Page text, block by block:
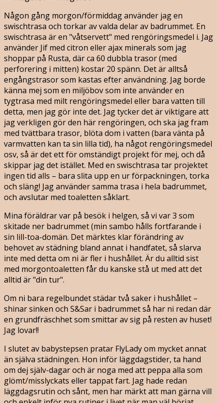
Någon gång morgon/förmiddag använder jag en
swischtrasa och torkar av valda delar av badrummet. En
swischtrasa är en "våtservett" med rengöringsmedel i. Jag
använder Jif med citron eller ajax minerals som jag
shoppar på Rusta, där ca 60 dubbla trasor (med
perforering i mitten) kostar 20 spänn. Det är alltså
engångstrasor som kastas efter användning. Jag borde
känna mej som en miljöbov som inte använder en
tygtrasa med milt rengöringsmedel eller bara vatten till
detta, men jag gör inte det. Jag tycker det är viktigare att
jag verkligen gör den här rengöringen, och ska jag fram
med tvättbara trasor, blöta dom i vatten (bara vänta på
varmvatten kan ta sin lilla tid), ha något rengöringsmedel
osv, så är det ett för omständigt projekt för mej, och då
skippar jag det istället. Med en swischtrasa tar projektet
ingen tid alls – bara slita upp en ur förpackningen, torka
och släng! Jag använder samma trasa i hela badrummet,
och avslutar med toaletten såklart.
Mina föräldrar var på besök i helgen, så vi var 3 som
skitade ner badrummet (min sambo hålls fortfarande i
sin lill-toa-domän. Det märktes klar förändring av
behovet av städning bland annat i handfatet, så slarva
inte med detta om ni är fler i hushållet. Är du alltid sist
med morgontoaletten får du kanske stå ut med att det
alltid är "din tur".
Om ni bara regelbundet städar två saker i hushållet –
shinar sinken och S&Sar i badrummet så har ni redan där
en grundfräschhet som smittar av sig på resten av huset!
Jag lovar!!
I slutet av babystepsen pratar FlyLady om mycket annat
än själva städningen. Hon inför läggdagstider, ta hand
om dej själv-dagar och är noga med att peppa alla som
glömt/misslyckats eller tappat fart. Jag hade redan
läggdagsrutin och sånt, men har märkt att man gärna vill